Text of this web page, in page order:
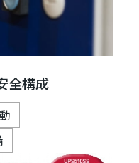
全構成